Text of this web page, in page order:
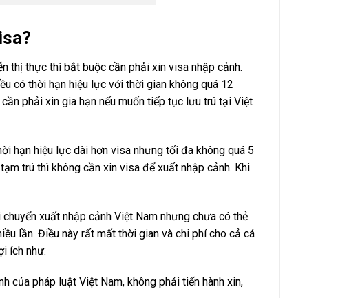
thị thực thì bắt buộc cần phải xin visa nhập cảnh.
có thời hạn hiệu lực với thời gian không quá 12
phải xin gia hạn nếu muốn tiếp tục lưu trú tại Việt
hạn hiệu lực dài hơn visa nhưng tối đa không quá 5
trú thì không cần xin visa để xuất nhập cảnh. Khi
xuất nhập cảnh Việt Nam nhưng chưa có thẻ
lần. Điều này rất mất thời gian và chi phí cho cả cá
ích như:
pháp luật Việt Nam, không phải tiến hành xin,